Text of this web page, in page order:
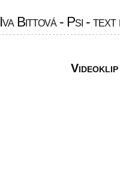
Iva Bittová - Psi - text
Videoklip